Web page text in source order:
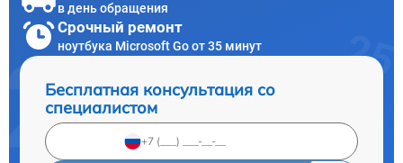
в день обращения
Срочный ремонт
ноутбука Microsoft Go от 35 минут
Бесплатная консультация со
специалистом